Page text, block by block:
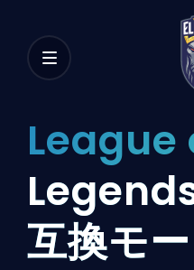
League
互換モ